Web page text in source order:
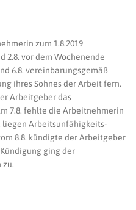
zum 1.8.2019
2.8. vor dem Wochenende
6.8. vereinbarungsgemäß
ihres Sohnes der Arbeit fern.
Arbeitgeber das
7.8. fehlte die Arbeitnehmerin
liegen Arbeitsunfähigkeits-
8.8. kündigte der Arbeitgeber
ging der
zu.